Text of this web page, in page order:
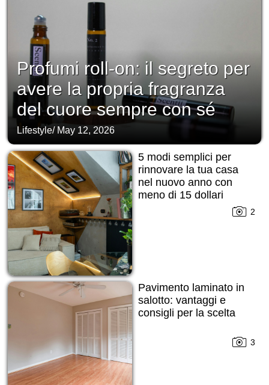
Profumi roll-on: il segreto per
avere la propria fragranza
del cuore sempre con sé
Lifestyle/ May 12, 2026
5 modi semplici per
rinnovare la tua casa
nel nuovo anno con
meno di 15 dollari
2
Pavimento laminato in
salotto: vantaggi e
consigli per la scelta
3